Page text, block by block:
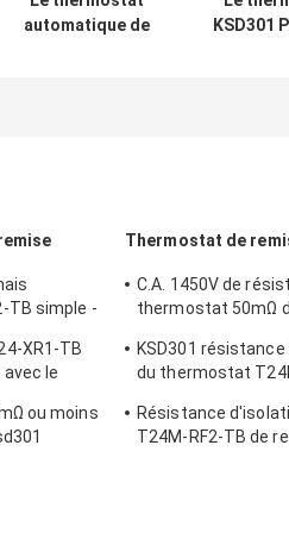
automatique de
KSD301
TB simple -
XR1-TB
le
ou moins
Thermostat de
C.A. 1450V de
thermostat 50mΩ
KSD301
du thermostat
Résistance
T24M-RF2-TB de